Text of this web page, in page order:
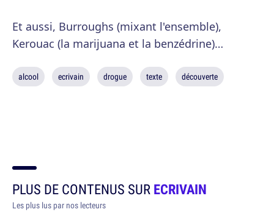
Et aussi, Burroughs (mixant l'ensemble),
Kerouac (la marijuana et la benzédrine)…
alcool ecrivain drogue texte découverte
PLUS DE CONTENUS SURECRIVAIN
Les plus lus par nos lecteurs